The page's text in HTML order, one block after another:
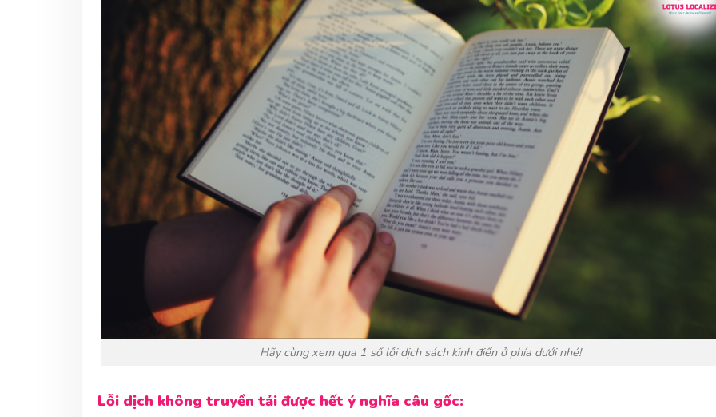
Hãy cùng xem qua 1 số lỗi dịch sách kinh điển ở phía dưới nhé!
Lỗi dịch không truyền tải được hết ý nghĩa câu gốc: